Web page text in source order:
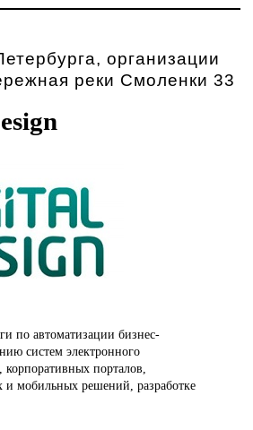
организации
реки Смоленки 33
по автоматизации бизнес-
систем электронного
корпоративных порталов,
и мобильных решений, разработке